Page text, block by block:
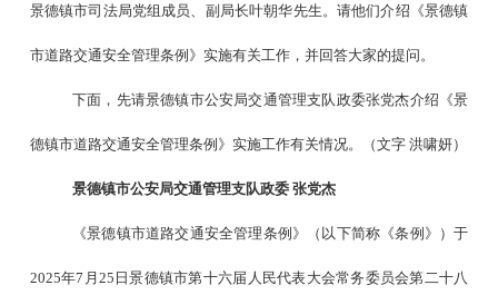
景德镇市司法局党组成员、副局长叶朝华先生。请他们介绍《景德镇
市道路交通安全管理条例》实施有关工作，并回答大家的提问。
下面，先请景德镇市公安局交通管理支队政委张党杰介绍《景
德镇市道路交通安全管理条例》实施工作有关情况。（文字 洪啸妍）
景德镇市公安局交通管理支队政委 张党杰
《景德镇市道路交通安全管理条例》（以下简称《条例》）于
2025年7 月 25 日景德镇市第十六届人民代表大会常务委员会第二十八